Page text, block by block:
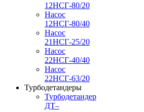
12НСГ-80/20
Насос
12НСГ-80/40
Насос
21НСГ-25/20
Насос
22НСГ-40/40
Насос
22НСГ-63/20
Турбодетандеры
Турбодетандер
ДТ–